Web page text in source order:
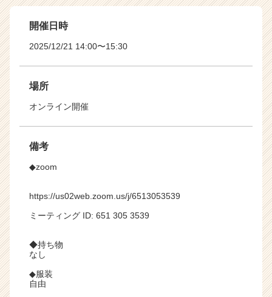
開催日時
2025/12/21 14:00〜15:30
場所
オンライン開催
備考
◆zoom
https://us02web.zoom.us/j/6513053539
ミーティング ID: 651 305 3539
◆持ち物
なし
◆服装
自由